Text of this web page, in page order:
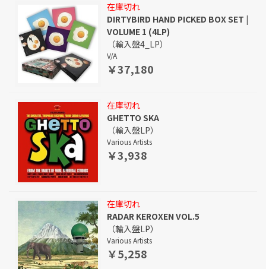
在庫切れ
DIRTYBIRD HAND PICKED BOX SET |
VOLUME 1 (4LP)
（輸入盤4_LP）
V/A
￥37,180
在庫切れ
GHETTO SKA
（輸入盤LP）
Various Artists
￥3,938
在庫切れ
RADAR KEROXEN VOL.5
（輸入盤LP）
Various Artists
￥5,258